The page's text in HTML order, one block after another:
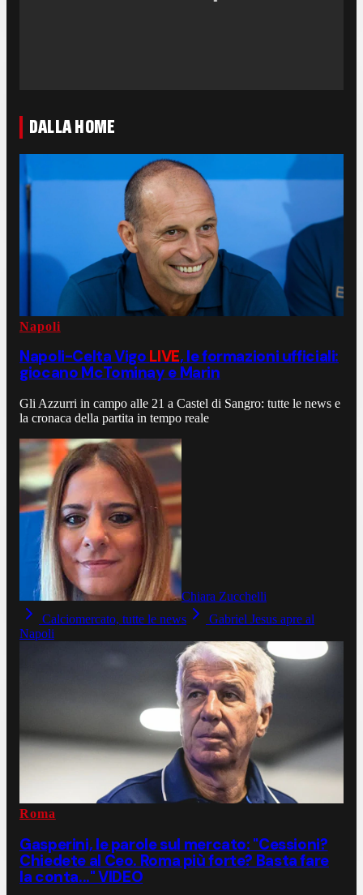
DALLA HOME
Napoli
Napoli-Celta Vigo LIVE, le formazioni ufficiali:
giocano McTominay e Marin
Gli Azzurri in campo alle 21 a Castel di Sangro: tutte le news e
la cronaca della partita in tempo reale
Chiara Zucchelli
Calciomercato, tutte le news
Gabriel Jesus apre al
Napoli
Roma
Gasperini, le parole sul mercato: "Cessioni?
Chiedete al Ceo. Roma più forte? Basta fare
la conta..." VIDEO